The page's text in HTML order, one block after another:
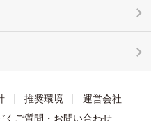
推奨環境
運営会社
くご質問・お問い合わせ